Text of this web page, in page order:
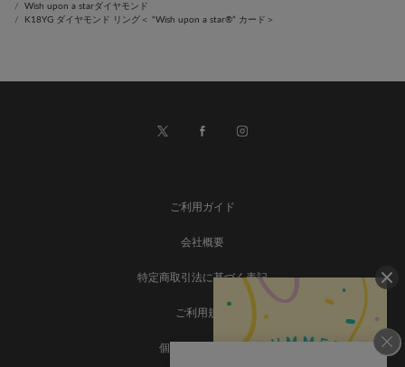
Wish upon a starダイヤモンド
K18YG ダイヤモンド リング＜ “Wish upon a star®” カード＞
ご利用ガイド
会社概要
特定商取引法に基づく表記
ご利用規約
個人情報保護方針